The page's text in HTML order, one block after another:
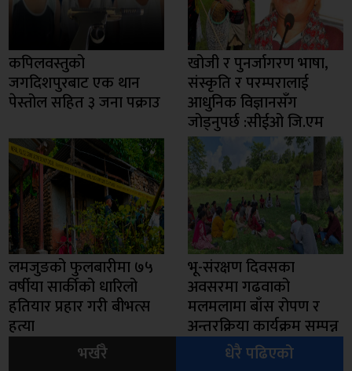
कपिलवस्तुको
जगदिशपुरबाट एक थान
पेस्तोल सहित ३ जना पक्राउ
खोजी र पुनर्जागरण भाषा,
संस्कृति र परम्परालाई
आधुनिक विज्ञानसँग
जोड्नुपर्छ :सीईओ जि.एम
लमजुङको फुलबारीमा ७५
वर्षीया सार्कीको धारिलो
हतियार प्रहार गरी बीभत्स
हत्या
भू-संरक्षण दिवसका
अवसरमा गढवाको
मलमलामा बाँस रोपण र
अन्तरक्रिया कार्यक्रम सम्पन्न
भर्खरै
धेरै पढिएको